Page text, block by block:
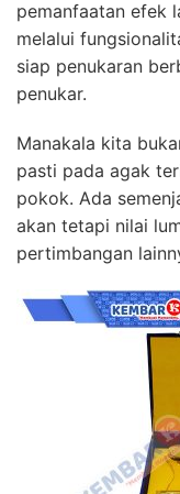
pemanfaatan efek
melalui
siap penukaran
penukar.
Manakala kita
pasti pada agak
pokok. Ada
akan tetapi nilai
pertimbangan